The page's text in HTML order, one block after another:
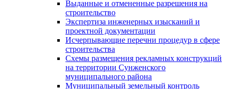
Выданные и отмененные разрешения на
строительство
Экспертиза инженерных изысканий и
проектной документации
Исчерпывающие перечни процедур в сфере
строительства
Схемы размещения рекламных конструкций
на территории Сунженского
муниципального района
Муниципальный земельный контроль